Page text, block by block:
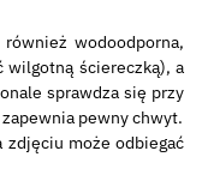
wodoodporna,
wilgotną ściereczką), a
sprawdza się przy
pewny chwyt.
zdjęciu może odbiegać